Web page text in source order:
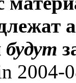
будут
2004-